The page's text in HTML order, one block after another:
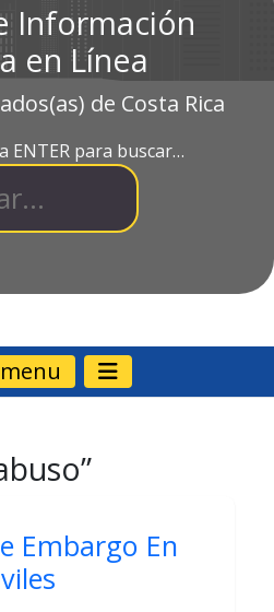
Información
en Línea
de Costa Rica
ENTER para buscar…
Embargo En